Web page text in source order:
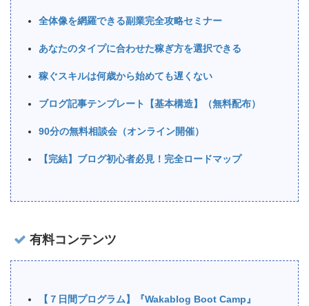
全体像を網羅できる副業完全攻略セミナー
あなたのタイプに合わせた稼ぎ方を選択できる
稼ぐスキルは何歳から始めても遅くない
ブログ記事テンプレート【基本構造】（無料配布）
90分の無料相談会（オンライン開催）
【完結】ブログ初心者必見！完全ロードマップ
有料コンテンツ
【７日間プログラム】『Wakablog Boot Camp』